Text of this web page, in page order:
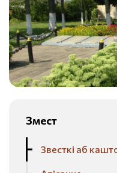
Змест
Звесткі аб